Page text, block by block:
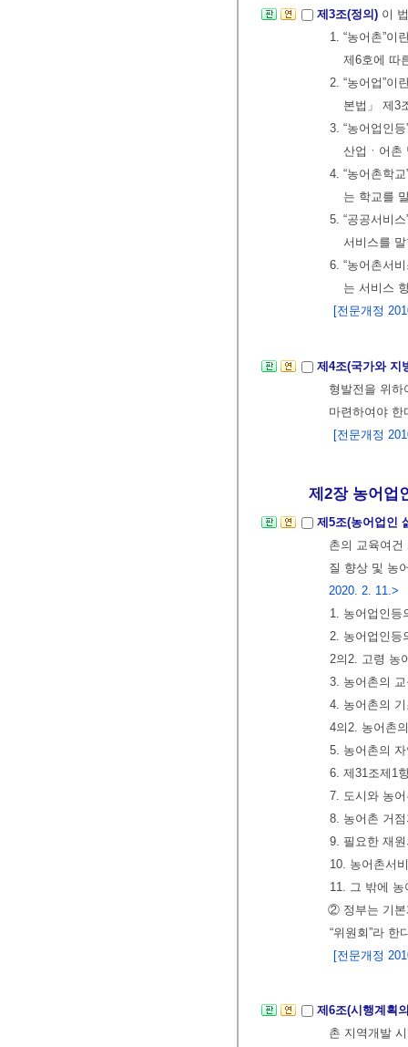
제3조(정의) 이
1. “농어촌”이
제6호에 따
2. “농어업”이
본법」 제3
3. “농어업인
산업ㆍ어촌
4. “농어촌학
는 학교를
5. “공공서비
서비스를
6. “농어촌서
는 서비스
[전문개정
제4조(국가와 지
형발전을 위
마련하여야 한
[전문개정
제2장 농어업인
제5조(농어업인
촌의 교육여
질 향상 및 농
2020. 2. 11.>
1. 농어업인등
2. 농어업인등
2의2. 고령 농
3. 농어촌의
4. 농어촌의
4의2. 농어촌
5. 농어촌의
6. 제31조제1
7. 도시와 농
8. 농어촌 거
9. 필요한 재
10. 농어촌서
11. 그 밖에
② 정부는 기본
“위원회”라
[전문개정
제6조(시행계획
촌 지역개발